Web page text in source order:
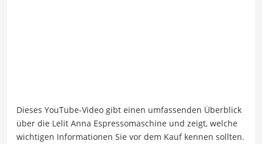
Dieses YouTube-Video gibt einen umfassenden Überblick
über die Lelit Anna Espressomaschine und zeigt, welche
wichtigen Informationen Sie vor dem Kauf kennen sollten.